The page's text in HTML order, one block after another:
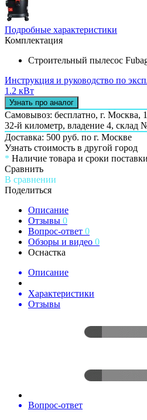
Подробные характеристики
Комплектация
Строительный пылесос
Инструкция и руководство по
1.2 кВт
Узнать про аналог
Самовывоз: бесплатно, г. Москва,
32-й километр, владение 4, склад
Доставка: 500 руб. по г. Москве
Узнать стоимость в другой город
* Наличие товара и сроки
Сравнить
В сравнении
Поделиться
Описание
Отзывы 0
Вопрос-ответ 0
Обзоры и видео 0
Оснастка
Описание
Характеристики
Отзывы
Вопрос-ответ